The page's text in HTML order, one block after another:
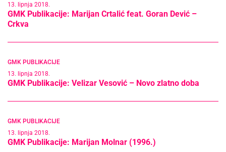
13. lipnja 2018.
GMK Publikacije: Marijan Crtalić feat. Goran Dević –
Crkva
GMK PUBLIKACIJE
13. lipnja 2018.
GMK Publikacije: Velizar Vesović – Novo zlatno doba
GMK PUBLIKACIJE
13. lipnja 2018.
GMK Publikacije: Marijan Molnar (1996.)